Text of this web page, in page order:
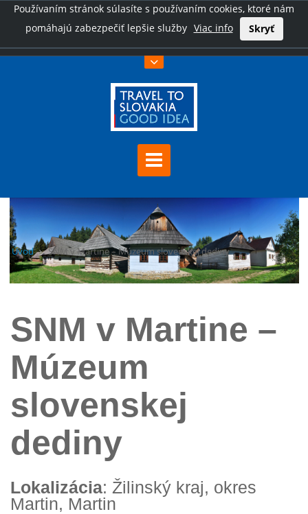
Používaním stránok súlasíte s používaním cookies, ktoré nám
pomáhajú zabezpečiť lepšie služby Viac info Skryť
Úvod SNM v Martine – Múzeum slovenskej dediny
SNM v Martine –
Múzeum
slovenskej
dediny
Lokalizácia: Žilinský kraj, okres
Martin, Martin